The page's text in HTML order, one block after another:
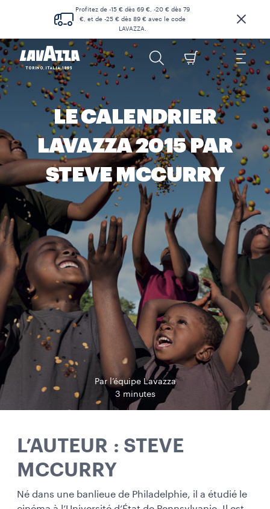
Profitez de -15 € dès 69 €, -20 € dès 79
€, et de -25 € dès 89 € avec le code
LAVAZZA.
LE CALENDRIER
LAVAZZA 2015 PAR
STEVE MCCURRY
Par l’équipe Lavazza
3 minutes
L’AUTEUR : STEVE
MCCURRY
Né dans une banlieue de Philadelphie, il a étudié le